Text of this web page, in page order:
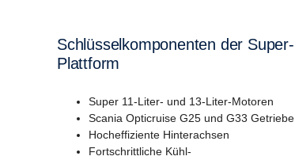
Schlüsselkomponenten der Super-
Plattform
Super 11-Liter- und 13-Liter-Motoren
Scania Opticruise G25 und G33 Getriebe
Hocheffiziente Hinterachsen
Fortschrittliche Kühl-